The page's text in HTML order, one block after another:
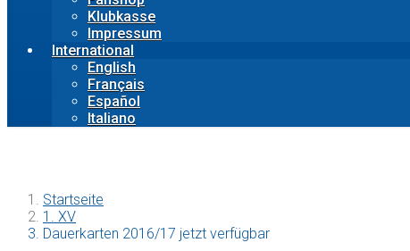
Klubkasse
Impressum
International
English
Français
Español
Italiano
Startseite
1. XV
Dauerkarten 2016/17 jetzt verfügbar